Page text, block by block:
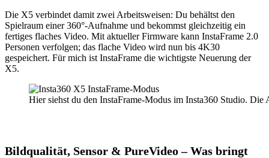
Die X5 verbindet damit zwei Arbeitsweisen: Du behältst den
Spielraum einer 360°-Aufnahme und bekommst gleichzeitig ein
fertiges flaches Video. Mit aktueller Firmware kann InstaFrame 2.0
Personen verfolgen; das flache Video wird nun bis 4K30
gespeichert. Für mich ist InstaFrame die wichtigste Neuerung der
X5.
Hier siehst du den InstaFrame-Modus im Insta360 Studio.
Bildqualität, Sensor & PureVideo – Was bringt